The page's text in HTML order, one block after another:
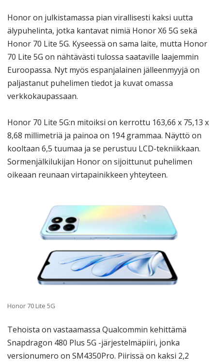
Honor on julkistamassa pian virallisesti kaksi uutta
älypuhelinta, jotka kantavat nimiä Honor X6 5G sekä
Honor 70 Lite 5G. Kyseessä on sama laite, mutta Honor
70 Lite 5G on nähtävästi tulossa saataville laajemmin
Euroopassa. Nyt myös espanjalainen jälleenmyyjä on
paljastanut puhelimen tiedot ja kuvat omassa
verkkokaupassaan.
Honor 70 Lite 5G:n mitoiksi on kerrottu 163,66 x 75,13 x
8,68 millimetriä ja painoa on 194 grammaa. Näyttö on
kooltaan 6,5 tuumaa ja se perustuu LCD-tekniikkaan.
Sormenjälkilukijan Honor on sijoittunut puhelimen
oikeaan reunaan virtapainikkeen yhteyteen.
Honor 70 Lite 5G
Tehoista on vastaamassa Qualcommin kehittämä
Snapdragon 480 Plus 5G -järjestelmäpiiri, jonka
versionumero on SM4350Pro. Piirissä on kaksi 2,2